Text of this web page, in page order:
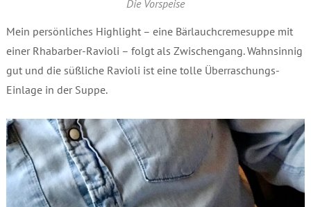
Die Vorspeise
Mein persönliches Highlight – eine Bärlauchcremesuppe mit
einer Rhabarber-Ravioli – folgt als Zwischengang. Wahnsinnig
gut und die süßliche Ravioli ist eine tolle Überraschungs-
Einlage in der Suppe.